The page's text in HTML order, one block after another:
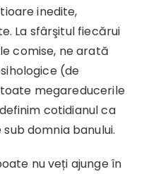
inedite,
La sfârşitul fiecărui
comise, ne arată
(de
megareducerile
cotidianul ca
domnia banului.
nu veți ajunge în